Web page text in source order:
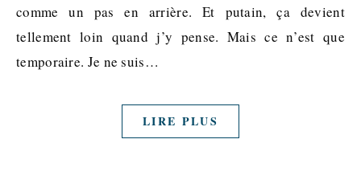
comme un pas en arrière. Et putain, ça devient
tellement loin quand j’y pense. Mais ce n’est que
temporaire. Je ne suis…
LIRE PLUS